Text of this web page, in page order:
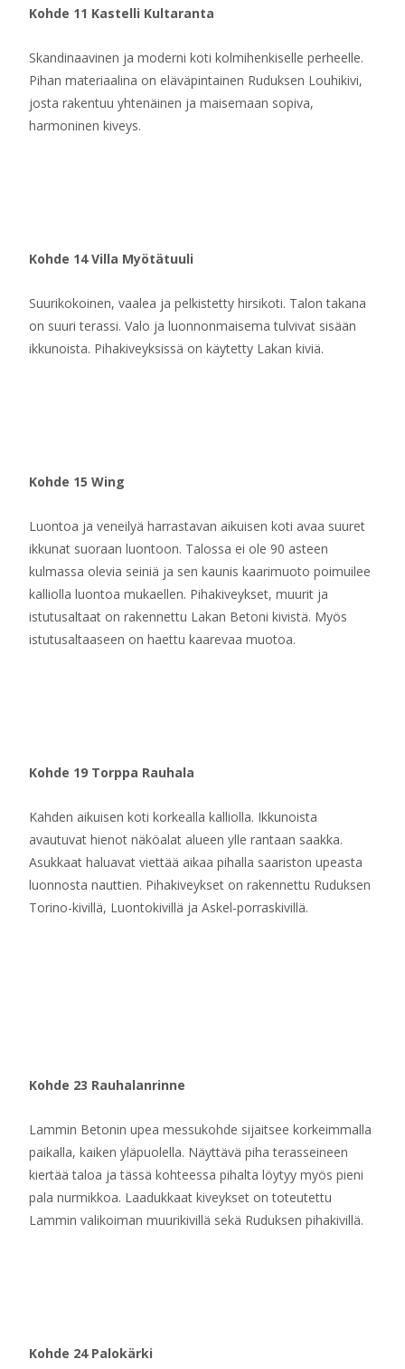
Kohde 11 Kastelli Kultaranta
Skandinaavinen ja moderni koti kolmihenkiselle perheelle.
Pihan materiaalina on eläväpintainen Ruduksen Louhikivi,
josta rakentuu yhtenäinen ja maisemaan sopiva,
harmoninen kiveys.
Kohde 14 Villa Myötätuuli
Suurikokoinen, vaalea ja pelkistetty hirsikoti. Talon takana
on suuri terassi. Valo ja luonnonmaisema tulvivat sisään
ikkunoista. Pihakiveyksissä on käytetty Lakan kiviä.
Kohde 15 Wing
Luontoa ja veneilyä harrastavan aikuisen koti avaa suuret
ikkunat suoraan luontoon. Talossa ei ole 90 asteen
kulmassa olevia seiniä ja sen kaunis kaarimuoto poimuilee
kalliolla luontoa mukaellen. Pihakiveykset, muurit ja
istutusaltaat on rakennettu Lakan Betoni kivistä. Myös
istutusaltaaseen on haettu kaarevaa muotoa.
Kohde 19 Torppa Rauhala
Kahden aikuisen koti korkealla kalliolla. Ikkunoista
avautuvat hienot näköalat alueen ylle rantaan saakka.
Asukkaat haluavat viettää aikaa pihalla saariston upeasta
luonnosta nauttien. Pihakiveykset on rakennettu Ruduksen
Torino-kivillä, Luontokivillä ja Askel-porraskivillä.
Kohde 23 Rauhalanrinne
Lammin Betonin upea messukohde sijaitsee korkeimmalla
paikalla, kaiken yläpuolella. Näyttävä piha terasseineen
kiertää taloa ja tässä kohteessa pihalta löytyy myös pieni
pala nurmikkoa. Laadukkaat kiveykset on toteutettu
Lammin valikoiman muurikivillä sekä Ruduksen pihakivillä.
Kohde 24 Palokärki